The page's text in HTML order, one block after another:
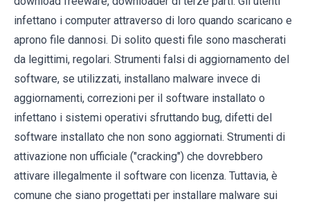
infettano i computer attraverso di loro quando scaricano e
aprono file dannosi. Di solito questi file sono mascherati
da legittimi, regolari. Strumenti falsi di aggiornamento del
software, se utilizzati, installano malware invece di
aggiornamenti, correzioni per il software installato o
infettano i sistemi operativi sfruttando bug, difetti del
software installato che non sono aggiornati. Strumenti di
attivazione non ufficiale ("cracking") che dovrebbero
attivare illegalmente il software con licenza. Tuttavia, è
comune che siano progettati per installare malware sui